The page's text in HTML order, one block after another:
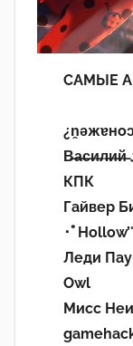
САМЫЕ
В̶а̶с̶и̶л̶и̶й̶
КПК
Гайвер
･ﾟHollow’°
Леди
Owl
Мисс